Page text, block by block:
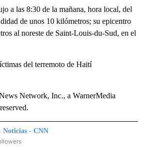
a las 8:30 de la mañana, hora local, del
de unos 10 kilómetros; su epicentro
al noreste de Saint-Louis-du-Sud, en el
del terremoto de Haití
Network, Inc., a WarnerMedia
Noticias - CNN
- CNN" TO RECEIVE NOTIFICATIONS ABOUT